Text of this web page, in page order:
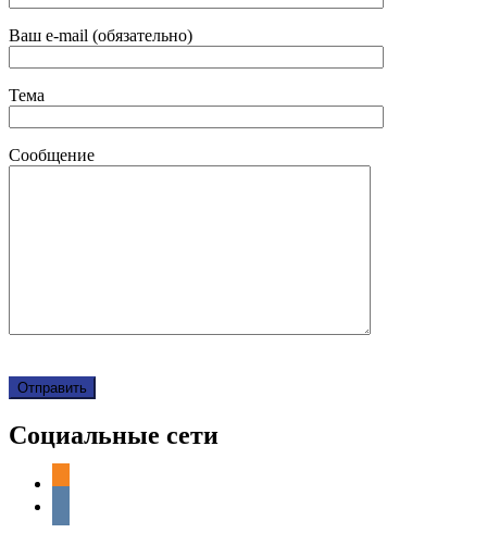
Ваш e-mail (обязательно)
Тема
Сообщение
Социальные сети